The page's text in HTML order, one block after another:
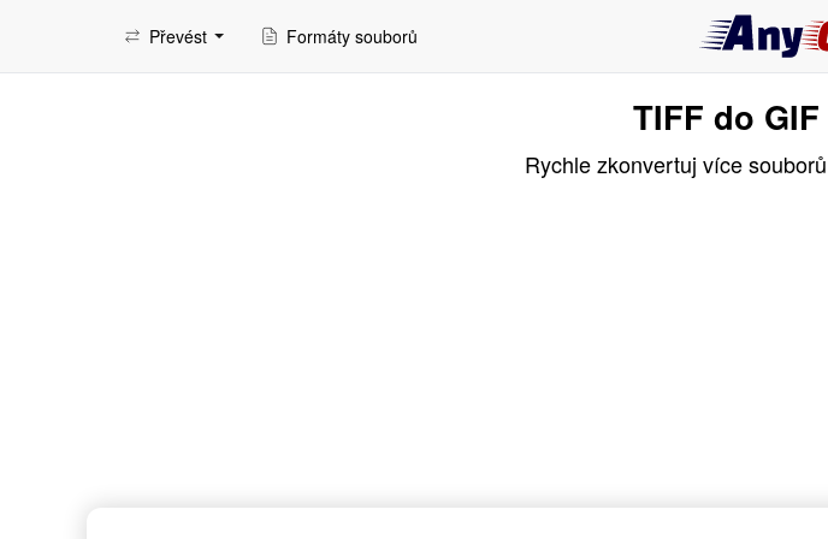
Převést Formáty souborů
TIFF do
Rychle zkonvertuj více